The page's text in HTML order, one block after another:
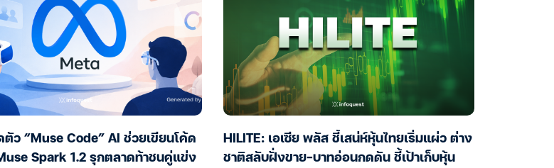
ตัว “Muse Code” AI ช่วยเขียนโค้ด
Spark 1.2 รุกตลาดท้าชนคู่แข่ง
HILITE: เอเซีย พลัส ชี้เสน่ห์หุ้นไทยเริ่มแผ่ว ต่าง
ชาติสลับฝั่งขาย-บาทอ่อนกดดัน ชี้เป้าเก็บหุ้น